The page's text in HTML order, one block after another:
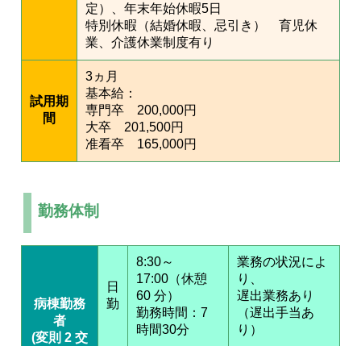
定）、年末年始休暇5日
特別休暇（結婚休暇、忌引き） 育児休
業、介護休業制度有り
試用期
間
3ヵ月
基本給：
専門卒 200,000円
大卒 201,500円
准看卒 165,000円
勤務体制
病棟勤務
者
(変則 2 交
日
勤
8:30～
17:00（休憩
60 分）
勤務時間：7
時間30分
業務の状況によ
り、
遅出業務あり
（遅出手当あ
り）